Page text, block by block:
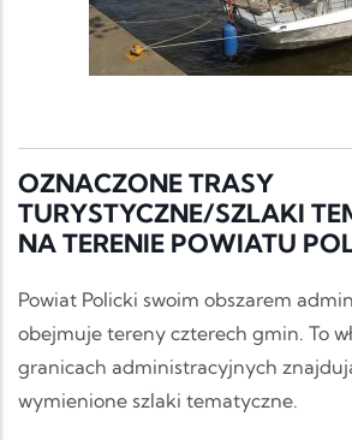
OZNACZONE TRASY
TURYSTYCZNE/SZLAKI
NA TERENIE POWIATU
Powiat Policki swoim obszarem
obejmuje tereny czterech gmin. To
granicach administracyjnych
wymienione szlaki tematyczne.